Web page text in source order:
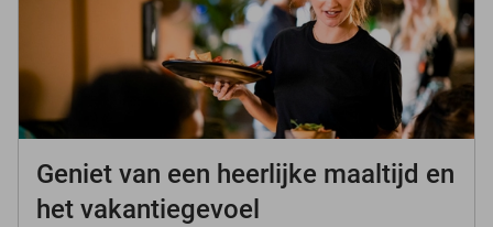
Geniet van een heerlijke maaltijd en
het vakantiegevoel